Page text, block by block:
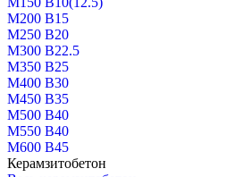
М200 В15
М250 В20
М300 В22.5
М350 В25
М400 В30
М450 В35
М500 В40
М550 В40
М600 В45
Керамзитобетон